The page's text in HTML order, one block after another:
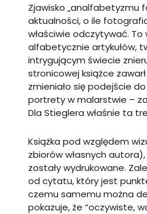
Zjawisko „analfabetyzmu
aktualności, o ile
właściwie odczytywać.
alfabetycznie artykułów,
intrygującym świecie
stronicowej książce
zmieniało się podejście
portrety w malarstwie –
Dla Stieglera właśnie ta
Książka pod względem
zbiorów własnych
zostały wydrukowane.
od cytatu, który jest
czemu samemu można
pokazuje, że “oczywiste,